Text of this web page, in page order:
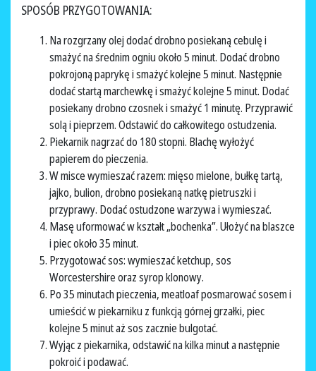
SPOSÓB PRZYGOTOWANIA:
Na rozgrzany olej dodać drobno posiekaną cebulę i
smażyć na średnim ogniu około 5 minut. Dodać drobno
pokrojoną paprykę i smażyć kolejne 5 minut. Następnie
dodać startą marchewkę i smażyć kolejne 5 minut. Dodać
posiekany drobno czosnek i smażyć 1 minutę. Przyprawić
solą i pieprzem. Odstawić do całkowitego ostudzenia.
Piekarnik nagrzać do 180 stopni. Blachę wyłożyć
papierem do pieczenia.
W misce wymieszać razem: mięso mielone, bułkę tartą,
jajko, bulion, drobno posiekaną natkę pietruszki i
przyprawy. Dodać ostudzone warzywa i wymieszać.
Masę uformować w kształt „bochenka”. Ułożyć na blaszce
i piec około 35 minut.
Przygotować sos: wymieszać ketchup, sos
Worcestershire oraz syrop klonowy.
Po 35 minutach pieczenia, meatloaf posmarować sosem i
umieścić w piekarniku z funkcją górnej grzałki, piec
kolejne 5 minut aż sos zacznie bulgotać.
Wyjąc z piekarnika, odstawić na kilka minut a następnie
pokroić i podawać.